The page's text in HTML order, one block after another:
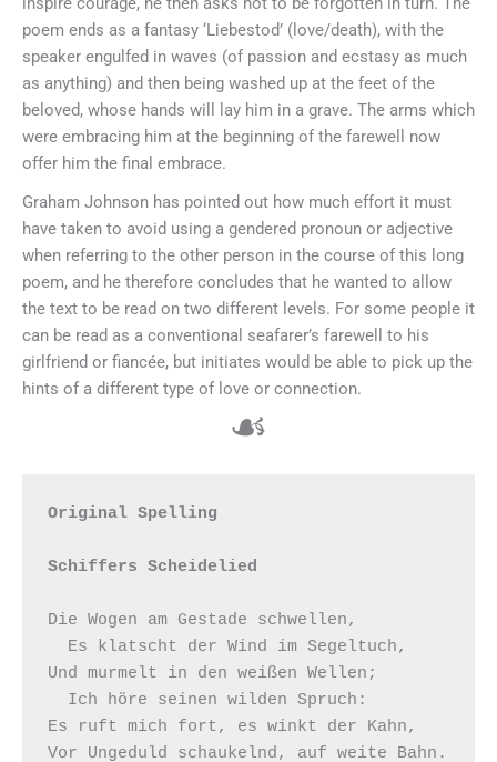
poem ends as a fantasy ‘Liebestod’ (love/death), with the
speaker engulfed in waves (of passion and ecstasy as much
as anything) and then being washed up at the feet of the
beloved, whose hands will lay him in a grave. The arms which
were embracing him at the beginning of the farewell now
offer him the final embrace.
Graham Johnson has pointed out how much effort it must
have taken to avoid using a gendered pronoun or adjective
when referring to the other person in the course of this long
poem, and he therefore concludes that he wanted to allow
the text to be read on two different levels. For some people it
can be read as a conventional seafarer’s farewell to his
girlfriend or fiancée, but initiates would be able to pick up the
hints of a different type of love or connection.
☙
Original Spelling
Schiffers Scheidelied
Die Wogen am Gestade schwellen,
Und murmelt in den weißen Wellen;
Es ruft mich fort, es winkt der Kahn,
Vor Ungeduld schaukelnd, auf weite Bahn.